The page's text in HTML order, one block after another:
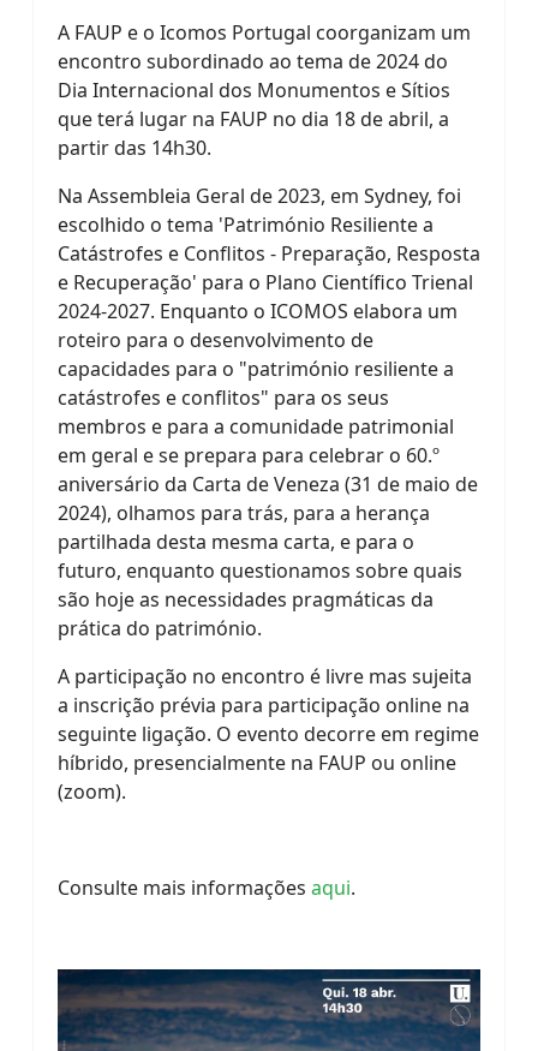
A FAUP e o Icomos Portugal coorganizam um
encontro subordinado ao tema de 2024 do
Dia Internacional dos Monumentos e Sítios
que terá lugar na FAUP no dia 18 de abril, a
partir das 14h30.
Na Assembleia Geral de 2023, em Sydney, foi
escolhido o tema 'Património Resiliente a
Catástrofes e Conflitos - Preparação, Resposta
e Recuperação' para o Plano Científico Trienal
2024-2027. Enquanto o ICOMOS elabora um
roteiro para o desenvolvimento de
capacidades para o "património resiliente a
catástrofes e conflitos" para os seus
membros e para a comunidade patrimonial
em geral e se prepara para celebrar o 60.º
aniversário da Carta de Veneza (31 de maio de
2024), olhamos para trás, para a herança
partilhada desta mesma carta, e para o
futuro, enquanto questionamos sobre quais
são hoje as necessidades pragmáticas da
prática do património.
A participação no encontro é livre mas sujeita
a inscrição prévia para participação online na
seguinte ligação. O evento decorre em regime
híbrido, presencialmente na FAUP ou online
(zoom).
Consulte mais informações aqui.